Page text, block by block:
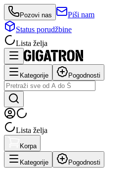
Pozovi nas
Piši nam
Status porudžbine
Lista želja
Kategorije Pogodnosti
Lista želja
Korpa
Kategorije Pogodnosti